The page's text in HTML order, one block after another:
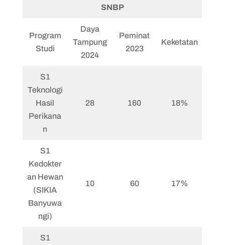
SNBP
Program
Studi
Daya
Tampung
2024
Peminat
2023
Keketatan
S1
Teknologi
Hasil
Perikana
n
28 160 18%
S1
Kedokter
an Hewan
(SIKIA
Banyuwa
ngi)
10 60 17%
S1